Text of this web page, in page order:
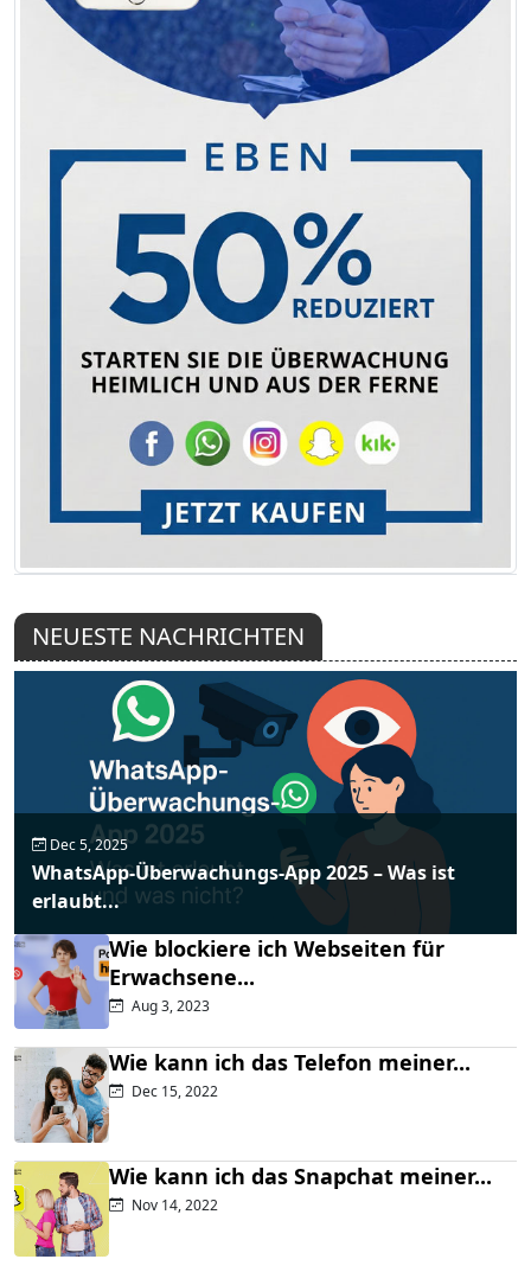
NEUESTE NACHRICHTEN
Dec 5, 2025
WhatsApp-Überwachungs-App 2025 – Was ist
erlaubt...
Wie blockiere ich Webseiten für
Erwachsene...
Aug 3, 2023
Wie kann ich das Telefon meiner...
Dec 15, 2022
Wie kann ich das Snapchat meiner...
Nov 14, 2022